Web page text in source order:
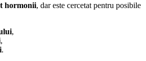
hormonii, dar este cercetat pentru posibile
,
,
.